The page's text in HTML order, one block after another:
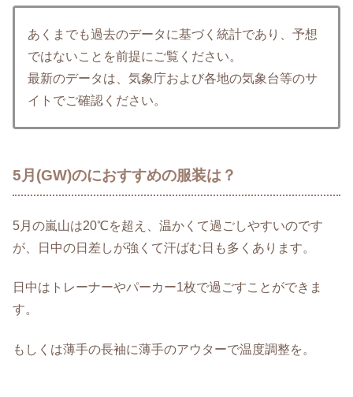
あくまでも過去のデータに基づく統計であり、予想
ではないことを前提にご覧ください。
最新のデータは、気象庁および各地の気象台等のサ
イトでご確認ください。
5月(GW)のにおすすめの服装は？
5月の嵐山は20℃を超え、温かくて過ごしやすいのです
が、日中の日差しが強くて汗ばむ日も多くあります。
日中はトレーナーやパーカー1枚で過ごすことができま
す。
もしくは薄手の長袖に薄手のアウターで温度調整を。